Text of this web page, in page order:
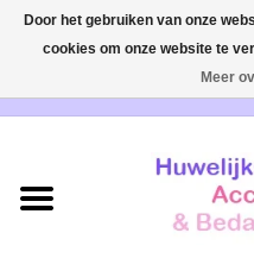
Home
Huwelijksbedankjes
Door het gebruiken van onze
cookies om onze website te
Meer